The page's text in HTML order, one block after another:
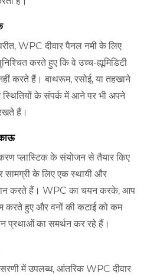
WPC दीवार पैनल नमी के लिए
करते हुए कि वे उच्च-ह्यूमिडिटी
करते हैं। बाथरूम, रसोई, या तहखाने
के संपर्क में आने पर भी अपने
हैं।
प्लास्टिक के संयोजन से तैयार किए
सामग्री के लिए एक स्थायी और
करते हैं। WPC का चयन करके, आप
करते हुए और वनों की कटाई को कम
प्रथाओं का समर्थन कर रहे हैं।
में उपलब्ध, आंतरिक WPC दीवार